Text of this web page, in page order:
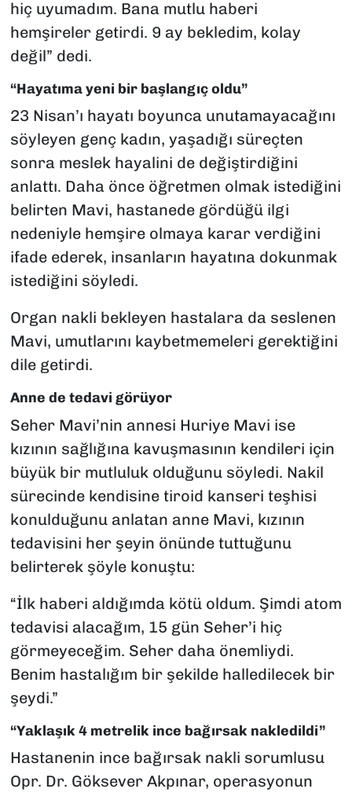
hiç uyumadım. Bana mutlu haberi
hemşireler getirdi. 9 ay bekledim, kolay
değil” dedi.
“Hayatıma yeni bir başlangıç oldu”
23 Nisan’ı hayatı boyunca unutamayacağını
söyleyen genç kadın, yaşadığı süreçten
sonra meslek hayalini de değiştirdiğini
anlattı. Daha önce öğretmen olmak istediğini
belirten Mavi, hastanede gördüğü ilgi
nedeniyle hemşire olmaya karar verdiğini
ifade ederek, insanların hayatına dokunmak
istediğini söyledi.
Organ nakli bekleyen hastalara da seslenen
Mavi, umutlarını kaybetmemeleri gerektiğini
dile getirdi.
Anne de tedavi görüyor
Seher Mavi’nin annesi Huriye Mavi ise
kızının sağlığına kavuşmasının kendileri için
büyük bir mutluluk olduğunu söyledi. Nakil
sürecinde kendisine tiroid kanseri teşhisi
konulduğunu anlatan anne Mavi, kızının
tedavisini her şeyin önünde tuttuğunu
belirterek şöyle konuştu:
“İlk haberi aldığımda kötü oldum. Şimdi atom
tedavisi alacağım, 15 gün Seher’i hiç
görmeyeceğim. Seher daha önemliydi.
Benim hastalığım bir şekilde halledilecek bir
şeydi.”
“Yaklaşık 4 metrelik ince bağırsak nakledildi”
Hastanenin ince bağırsak nakli sorumlusu
Opr. Dr. Göksever Akpınar, operasyonun